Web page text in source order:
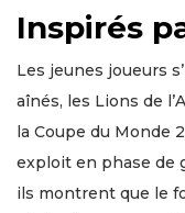
Inspirés
Les jeunes joueurs
aînés, les Lions de
la Coupe du Monde
exploit en phase de
ils montrent que le